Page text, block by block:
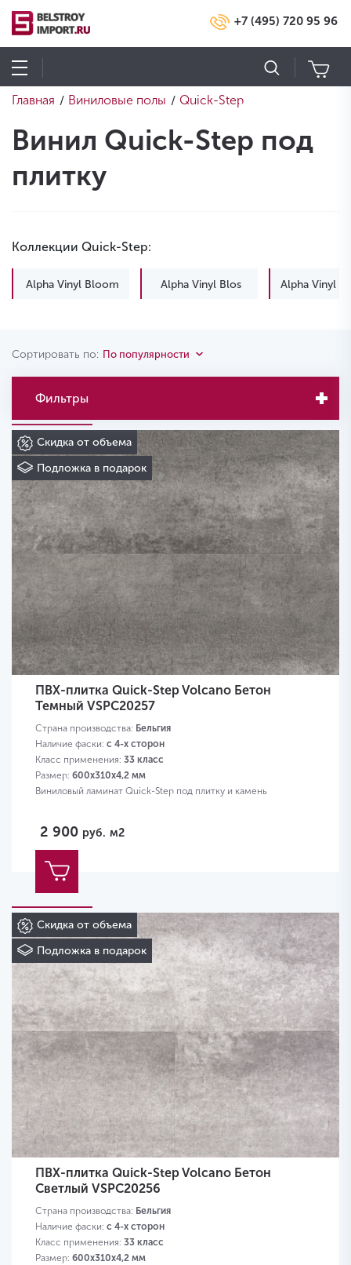
+7 (495) 720 95 96
Главная / Виниловые полы / Quick-Step
Винил Quick-Step под
плитку
Коллекции Quick-Step:
Alpha Vinyl Bloom Alpha Vinyl Blos Alpha Vinyl
Сортировать по: По популярности
Фильтры
Скидка от объема
Подложка в подарок
ПВХ-плитка Quick-Step Volcano Бетон
Темный VSPC20257
Страна производства: Бельгия
Наличие фаски: с 4-х сторон
Класс применения: 33 класс
Размер: 600х310х4,2 мм
Виниловый ламинат Quick-Step под плитку и камень
2 900 руб. м2
Скидка от объема
Подложка в подарок
ПВХ-плитка Quick-Step Volcano Бетон
Светлый VSPC20256
Страна производства: Бельгия
Наличие фаски: с 4-х сторон
Класс применения: 33 класс
Размер: 600х310х4,2 мм